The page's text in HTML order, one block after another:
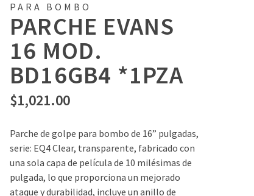
PARA BOMBO
PARCHE EVANS
16 MOD.
BD16GB4 *1PZA
$1,021.00
Parche de golpe para bombo de 16” pulgadas,
serie: EQ4 Clear, transparente, fabricado con
una sola capa de película de 10 milésimas de
pulgada, lo que proporciona un mejorado
ataque y durabilidad, incluye un anillo de